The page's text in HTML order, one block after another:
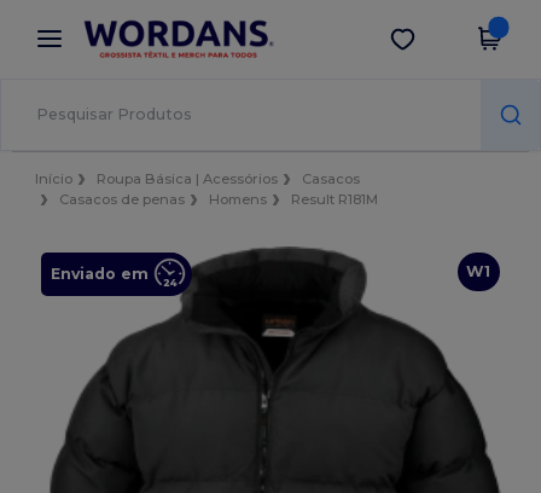
× App Wordans
Melhores preços na app!
Obter app
Início Roupa Básica | Acessórios
Casacos
Casacos de penas
Homens Result R181M
W1
Enviado em